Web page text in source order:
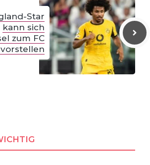
Star
kann sich
zum FC